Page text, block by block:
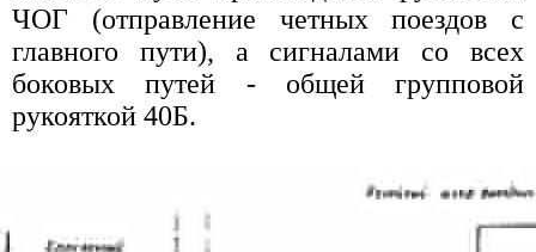
ЧОГ (отправление четных поездов с
главного пути), а сигналами со всех
боковых путей - общей групповой
рукояткой 40Б.